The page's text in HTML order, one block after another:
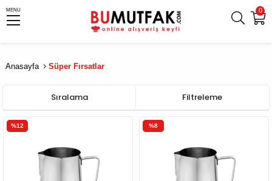
0
MENU
Anasayfa Süper Fırsatlar
Filtreleme
Sıralama
%12 %8